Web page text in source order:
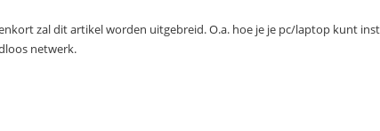
zal dit artikel worden uitgebreid. O.a. hoe je je pc/laptop kunt
netwerk.